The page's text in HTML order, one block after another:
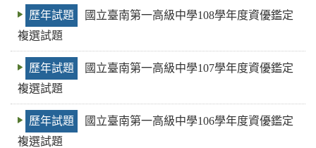
歷年試題
國立臺南第一高級中學108學年度資優鑑定
複選試題
歷年試題
國立臺南第一高級中學107學年度資優鑑定
複選試題
歷年試題
國立臺南第一高級中學106學年度資優鑑定
複選試題